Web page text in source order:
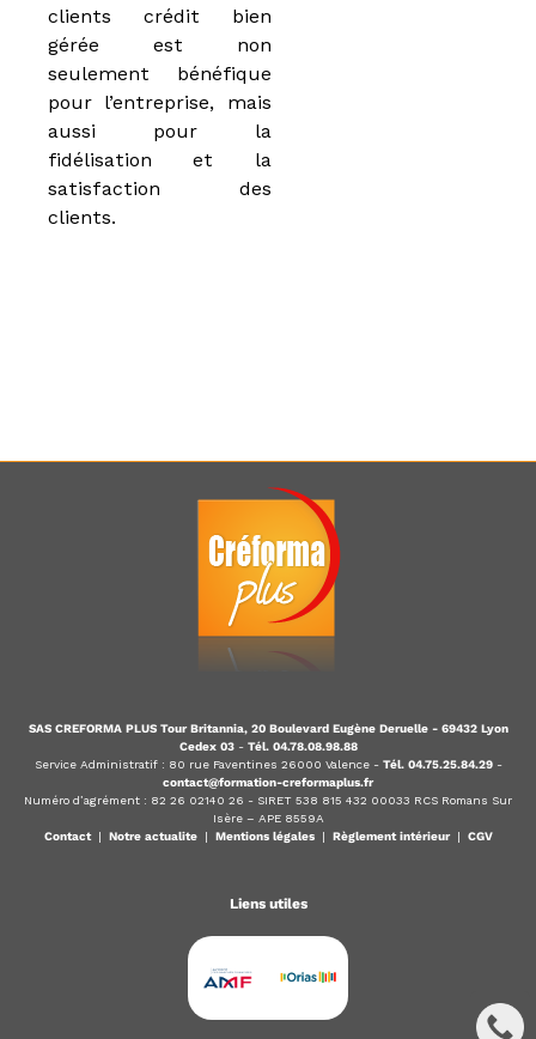
clients crédit bien
gérée est non
seulement bénéfique
pour l’entreprise, mais
aussi pour la
fidélisation et la
satisfaction des
clients.
SAS CREFORMA PLUS Tour Britannia, 20 Boulevard Eugène Deruelle - 69432 Lyon
Cedex 03- Tél. 04.78.08.98.88
Service Administratif : 80 rue Faventines 26000 Valence - Tél. 04.75.25.84.29-
contact@formation-creformaplus.fr
Numéro d’agrément : 82 26 02140 26 - SIRET 538 815 432 00033 RCS Romans Sur
Isère – APE 8559A
Contact| Notre actualite| Mentions légales| Règlement intérieur| CGV
Liens utiles